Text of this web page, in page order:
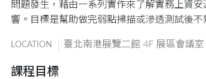
問題發生，藉由一系列實作來了解實務上資
響。目標是幫助做完弱點掃描或滲透測試後
LOCATION 臺北南港展覽二館 4F 展區會議室
課程目標